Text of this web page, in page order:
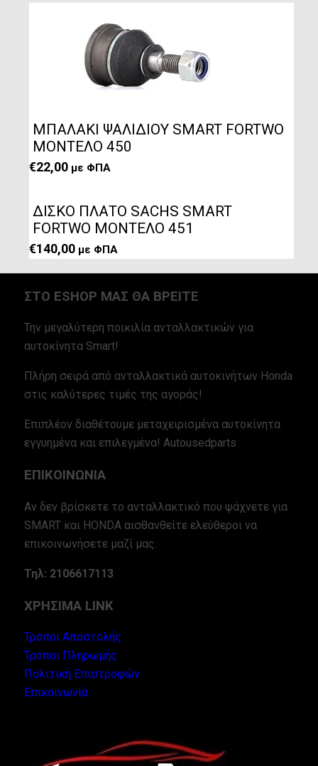
ΜΠΑΛΑΚΙ ΨΑΛΙΔΙΟΥ SMART FORTWO
ΜΟΝΤΕΛΟ 450
€22,00 με ΦΠΑ
ΔΙΣΚΟ ΠΛΑΤΟ SACHS SMART
FORTWO ΜΟΝΤΕΛΟ 451
€140,00 με ΦΠΑ
ΣΤΟ ESHOP ΜΑΣ ΘΑ ΒΡΕΙΤΕ
Την μεγαλύτερη ποικιλία ανταλλακτικών για
αυτοκίνητα Smart!
Πλήρη σειρά από ανταλλακτικά αυτοκινήτων Honda
στις καλύτερες τιμές της αγοράς!
Επιπλέον διαθέτουμε μεταχειρισμένα αυτοκίνητα
εγγυημένα και επιλεγμένα! Autousedparts
ΕΠΙΚΟΙΝΩΝΙΑ
Αν δεν βρίσκετε το ανταλλακτικό που ψάχνετε για
SMART και HONDA αισθανθείτε ελεύθεροι να
επικοινωνήσετε μαζί μας.
Τηλ: 2106617113
ΧΡΗΣΙΜΑ LINK
Τρόποι Αποστολής
Τρόποι Πληρωμής
Πολιτική Επιστροφών
Επικοινωνία